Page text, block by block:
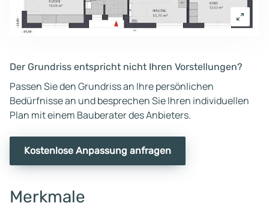
Der Grundriss entspricht nicht Ihren Vorstellungen?
Passen Sie den Grundriss an Ihre persönlichen
Bedürfnisse an und besprechen Sie Ihren individuellen
Plan mit einem Bauberater des Anbieters.
Kostenlose Anpassung anfragen
Merkmale